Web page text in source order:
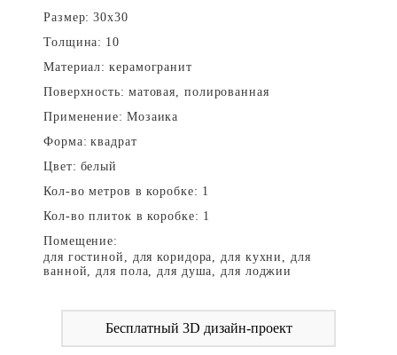
Размер: 30x30
Толщина: 10
Материал: керамогранит
Поверхность: матовая, полированная
Применение: Мозаика
Форма: квадрат
Цвет: белый
Кол-во метров в коробке: 1
Кол-во плиток в коробке: 1
Помещение:
для гостиной, для коридора, для кухни, для
ванной, для пола, для душа, для лоджии
Бесплатный 3D дизайн-проект